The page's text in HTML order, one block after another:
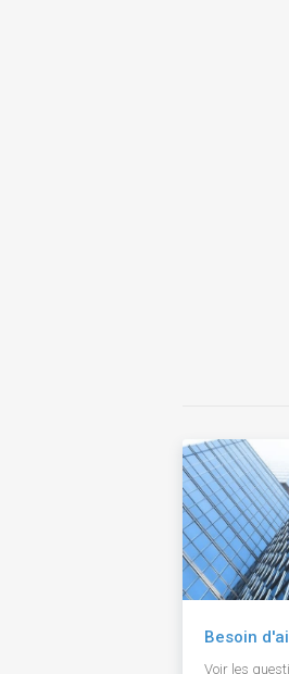
Besoin
Voir les